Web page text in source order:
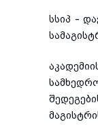
სსიპ -